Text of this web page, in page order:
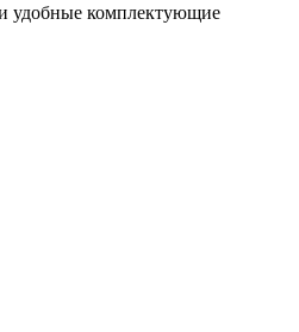
удобные комплектующие